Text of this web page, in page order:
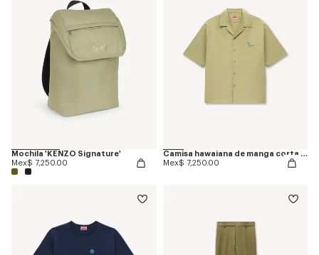
Mochila 'KENZO Signature'
Mex$ 7,250.00
Camisa hawaiana de manga corta de popelina de algodón 'KENZO Tulip'
Mex$ 7,250.00